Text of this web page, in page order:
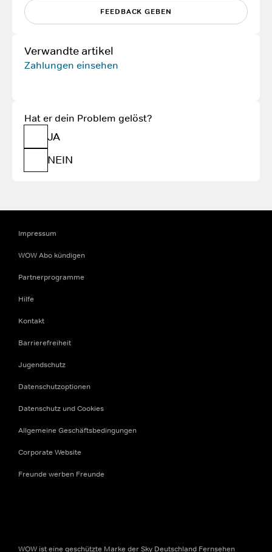
FEEDBACK GEBEN
Verwandte artikel
Zahlungen einsehen
Hat er dein Problem gelöst?
JA
NEIN
Impressum
WOW Abo kündigen
Partnerprogramme
Hilfe
Kontakt
Barrierefreiheit
Jugendschutz
Datenschutzoptionen
Datenschutz und Cookies
Allgemeine Geschäftsbedingungen
Corporate Website
Freunde werben Freunde
WOW ist eine geschützte Marke der Sky Deutschland Fernsehen